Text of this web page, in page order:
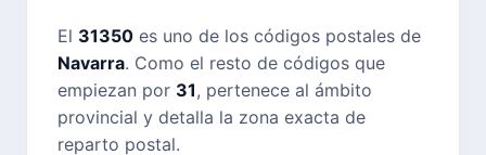
El 31350 es uno de los códigos postales de
Navarra. Como el resto de códigos que
empiezan por 31, pertenece al ámbito
provincial y detalla la zona exacta de
reparto postal.